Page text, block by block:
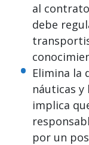
al
debe
Elimina la
náuticas y
implica
por un